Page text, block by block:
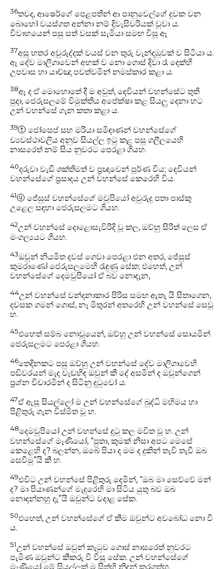
36තවද, ආෂෙර්ගේ පෙළපතින් ආ පානුවෙල්ගේ දුවක වන
බොහෝ වයස්ගත අන්නා නම් දිවැසිවරියක් වූවා ය.
විවාහයෙන් පසු සත් වසක් සැමියා සමඟ විසූ ඈ
37අසූ හතර අවුරුද්දක් වයස් වන තුරු වැන්දඹුවක් ව සිටියා ය.
ඈ දේව මාලිගාවෙන් අහක් ව නො ගොස් දිවා රෑ දෙක්හි
උපවාස හා යාච්ඤා පවත්වමින් නමස්කාර කළා ය.
38ඈ ද ඒ මොහොතේ දී ම අවුත්, දෙවියන් වහන්සේට තුති
පුදා, ජෙරුසලමේ විමුක්තිය අපේක්ෂා කළ සියලු දෙනා හට
උන් වහන්සේ ගැන කතා කළා ය.
39ⓣ ජෝසෙප් සහ මරියා සමිඳාණන් වහන්සේගේ
ව්‍යවස්ථාවලිය අනුව සියල්ල ඉටු කළ පසු ගලීලයෙහි
නාසරෙත් නම් සිය නුවරට පෙරළා ගියහ.
40දරුවා වැඩී ශක්තිමත් ව ප්‍රඥාවෙන් පූර්ණ විය; දෙවියන්
වහන්සේගේ ප්‍රසාදය උන් වහන්සේ කෙරෙහි විය.
41ⓤ ජේසුස් වහන්සේගේ මවුපියෝ අවුරුදු පතා පාස්කු
උළෙල සඳහා ජෙරුසලමට ගියහ.
42උන් වහන්සේ දොළොසැවිරිදි වූ කල, ඔව්හු සිරිත් ලෙස ඒ
මංගල්‍යයට ගියහ.
43ඔවුන් නියමිත දවස් ගෙවා පෙරළා එන අතර, ජේසුස්
කුමරාණෝ ජෙරුසලමෙහි රැඳුණු සේක; එහෙත්, උන්
වහන්සේගේ දෙමවුපියෝ ඒ බව නොදැන,
44උන් වහන්සේ වන්දනාකාර පිරිස සමඟ ඇතැ යි සිතාගෙන,
දවසක ගමන් ගොස්, නෑ මිතුරන් අතරෙහි උන් වහන්සේ සෙවූ
හ.
45එහෙත් සම්බ නොවූයෙන්, ඔව්හු උන් වහන්සේ සොයමින්
ජෙරුසලමට පෙරළා ගියහ.
46තෙදිනකට පසු ඔව්හු උන් වහන්සේ දේව මාලිගාවෙහි
පඬිවරයන් මැද වැඩහිඳ ඔවුන් කී දේ අසමින් ද ඔවුන්ගෙන්
ප්‍රශ්න විචාරමින් ද සිටිනු දුටුවෝ ය.
47ඒ ඇසූ සියල්ලෝ ම උන් වහන්සේගේ බුද්ධි මහිමය හා
පිළිතුරු ගැන විස්මිත වූ හ.
48දෙමවුපියෝ උන් වහන්සේ දුටු කල මවිත වූ හ. උන්
වහන්සේගේ මෑණියෝ, “පුතා, කුමක් නිසා අපට මෙ‍සේ
කෙළෙහි ද? බලන්න, ඔබේ පියා ද මම ද දුකින් තැවි තැවී ඔබ
සෙවීමු”යි කී හ.
49එවිට උන් වහන්සේ පිළිතුරු දෙමින්, “ඔබ මා සෙව්වේ මන්
ද? මා පියාණන්ගේ මැදුරෙහි මා සිටිය යුතු බව ඔබ
නොදන්නහු දැ”යි ඔවුන්ට වදාළ සේක.
50එහෙත්, උන් වහන්සේගේ ඒ කීම ඔවුන්ට අවබෝධ නො වී
ය.
51උන් වහන්සේ ඔවුන් කැටුව ගොස් නාසරෙත් නුවරට
පැමිණ ඔවුන්ට කීකරු වී විසූ සේක. උන් වහන්සේගේ
මෑණියෝ මේ සියල්ලක් ම සිත්හි නිදන් කරගත්හ.